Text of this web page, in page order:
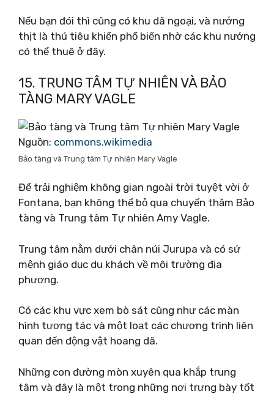
Nếu bạn đói thì cũng có khu dã ngoại, và nướng
thịt là thú tiêu khiển phổ biến nhờ các khu nướng
có thể thuê ở đây.
15. TRUNG TÂM TỰ NHIÊN VÀ BẢO
TÀNG MARY VAGLE
Nguồn: commons.wikimedia
Bảo tàng và Trung tâm Tự nhiên Mary Vagle
Để trải nghiệm không gian ngoài trời tuyệt vời ở
Fontana, bạn không thể bỏ qua chuyến thăm Bảo
tàng và Trung tâm Tự nhiên Amy Vagle.
Trung tâm nằm dưới chân núi Jurupa và có sứ
mệnh giáo dục du khách về môi trường địa
phương.
Có các khu vực xem bò sát cũng như các màn
hình tương tác và một loạt các chương trình liên
quan đến động vật hoang dã.
Những con đường mòn xuyên qua khắp trung
tâm và đây là một trong những nơi trưng bày tốt